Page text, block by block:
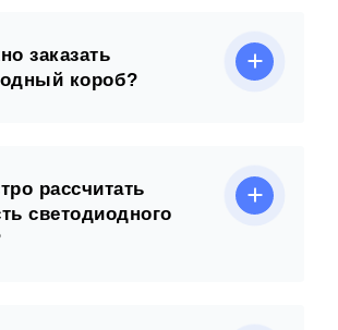
заказать
короб?
рассчитать
светодиодного